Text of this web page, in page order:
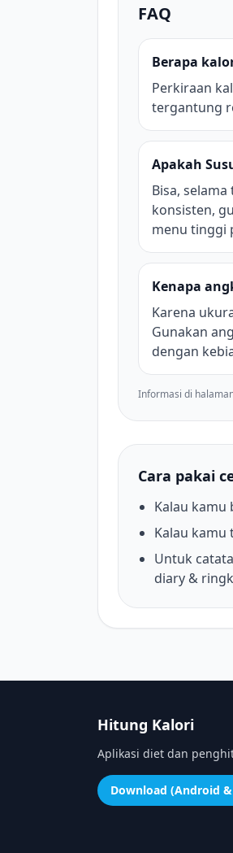
FAQ
Berapa
Perkiraan
tergantung
Apakah
Bisa,
konsisten,
menu tinggi
Kenapa
Karena
Gunakan
dengan
Informasi di
Cara pakai
Kalau kamu
Kalau
Untuk
diary &
Hitung Kalori
Aplikasi diet dan
Download (Android &